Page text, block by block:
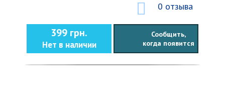
0 отзыва
399 грн.
Нет в наличии
Сообщить,
когда появится